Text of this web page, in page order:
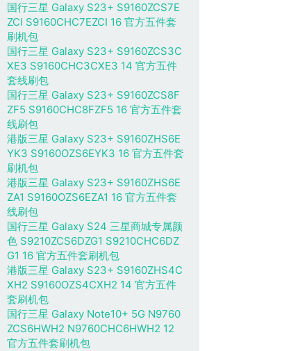
国行三星 Galaxy S23+ S9160ZCS7E
ZCI S9160CHC7EZCI 16 官方五件套
刷机包
国行三星 Galaxy S23+ S9160ZCS3C
XE3 S9160CHC3CXE3 14 官方五件
套线刷包
国行三星 Galaxy S23+ S9160ZCS8F
ZF5 S9160CHC8FZF5 16 官方五件套
线刷包
港版三星 Galaxy S23+ S9160ZHS6E
YK3 S9160OZS6EYK3 16 官方五件套
刷机包
港版三星 Galaxy S23+ S9160ZHS6E
ZA1 S9160OZS6EZA1 16 官方五件套
线刷包
国行三星 Galaxy S24 三星商城专属颜
色 S9210ZCS6DZG1 S9210CHC6DZ
G1 16 官方五件套刷机包
港版三星 Galaxy S23+ S9160ZHS4C
XH2 S9160OZS4CXH2 14 官方五件
套刷机包
国行三星 Galaxy Note10+ 5G N9760
ZCS6HWH2 N9760CHC6HWH2 12
官方五件套刷机包